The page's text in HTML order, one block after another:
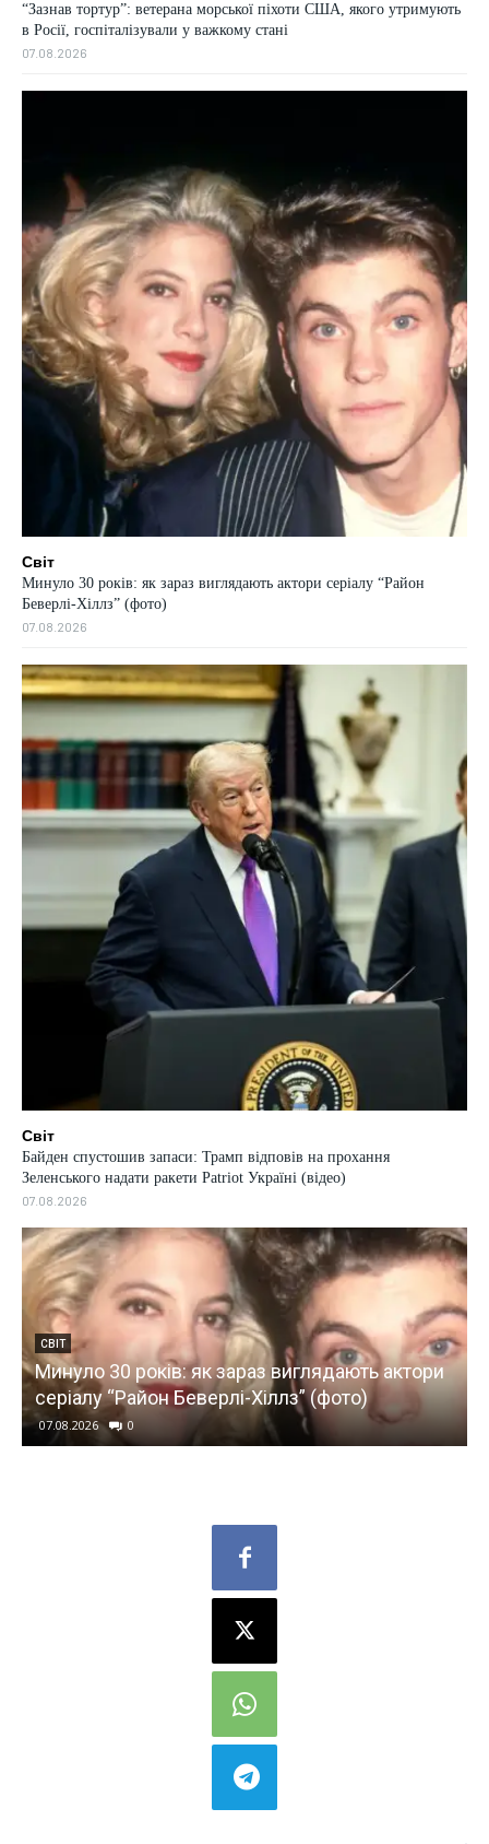
“Зазнав тортур”: ветерана морської піхоти США, якого утримують
в Росії, госпіталізували у важкому стані
07.08.2026
Світ
Минуло 30 років: як зараз виглядають актори серіалу “Район
Беверлі-Хіллз” (фото)
07.08.2026
Світ
Байден спустошив запаси: Трамп відповів на прохання
Зеленського надати ракети Patriot Україні (відео)
07.08.2026
Минуло 30 років: як зараз виглядають актори
серіалу “Район Беверлі-Хіллз” (фото)
07.08.2026 0
СВІТ
у